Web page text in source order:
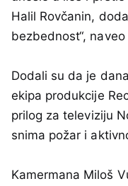
Halil Rovčanin,
bezbednost“,
Dodali su da je
ekipa produkcije
prilog za televiziju
snima požar i
Kamermana Miloš